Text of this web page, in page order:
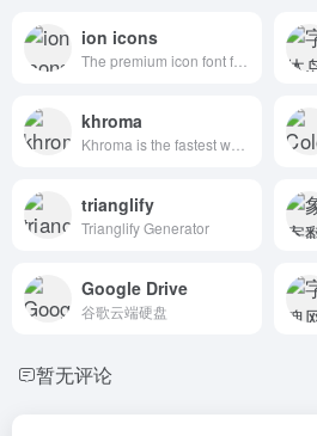
ion icons
khroma
trianglify
Trianglify Generator
Google Drive
谷歌云端硬盘
暂无评论